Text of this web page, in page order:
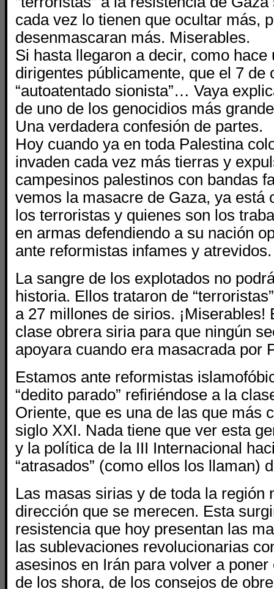
cada vez lo tienen que ocultar más,
desenmascaran más. Miserables.
Si hasta llegaron a decir, como hace
dirigentes públicamente, que el 7 de
“autoatentado sionista”… Vaya
de uno de los genocidios más
Una verdadera confesión de partes.
Hoy cuando ya en toda Palestina
invaden cada vez más tierras y
campesinos palestinos con bandas
vemos la masacre de Gaza, ya está
los terroristas y quienes son los
en armas defendiendo a su nación
ante reformistas infames y atrevidos.
La sangre de los explotados no
historia. Ellos trataron de
a 27 millones de sirios. ¡Miserables!
clase obrera siria para que ningún
apoyara cuando era masacrada por
Estamos ante reformistas
“dedito parado” refiriéndose a la
Oriente, que es una de las que más
siglo XXI. Nada tiene que ver esta
y la política de la III Internacional
“atrasados” (como ellos los llaman)
Las masas sirias y de toda la región
dirección que se merecen. Esta
resistencia que hoy presentan las
las sublevaciones revolucionarias
asesinos en Irán para volver a
de los shora, de los consejos de